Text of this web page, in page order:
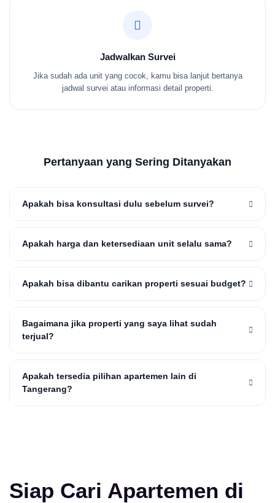
Jadwalkan Survei
Jika sudah ada unit yang cocok, kamu bisa lanjut bertanya
jadwal survei atau informasi detail properti.
Pertanyaan yang Sering Ditanyakan
Apakah bisa konsultasi dulu sebelum survei?
Apakah harga dan ketersediaan unit selalu sama?
Apakah bisa dibantu carikan properti sesuai budget?
Bagaimana jika properti yang saya lihat sudah
terjual?
Apakah tersedia pilihan apartemen lain di
Tangerang?
Siap Cari Apartemen di